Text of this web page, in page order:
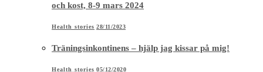
och kost, 8-9 mars 2024
Health stories 28/11/2023
Träningsinkontinens – hjälp jag kissar på mig!
Health stories 05/12/2020